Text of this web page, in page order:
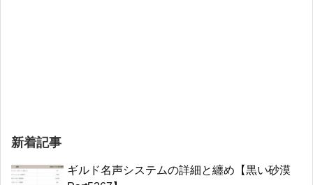
新着記事
ギルド名声システムの詳細と纏め【黒い砂漠